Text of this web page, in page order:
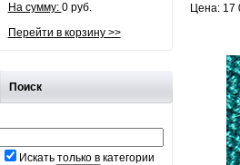
На сумму: 0 руб.
Перейти в корзину >>
Поиск
Искать только в категории
Цена: 17